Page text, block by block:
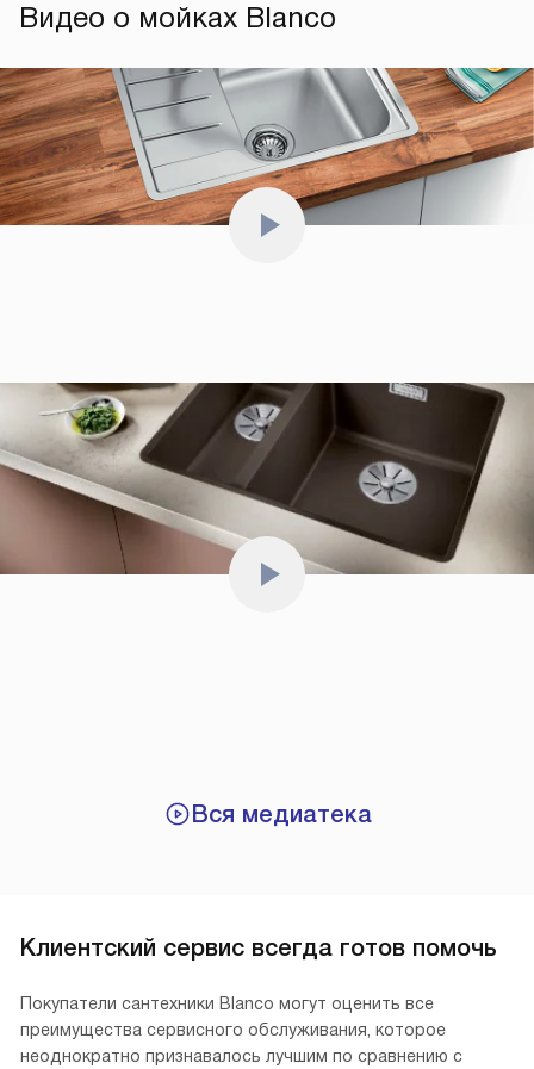
Видео о мойках Blanco
Вся медиатека
Клиентский сервис всегда готов помочь
Покупатели сантехники Blanco могут оценить все
преимущества сервисного обслуживания, которое
неоднократно признавалось лучшим по сравнению с